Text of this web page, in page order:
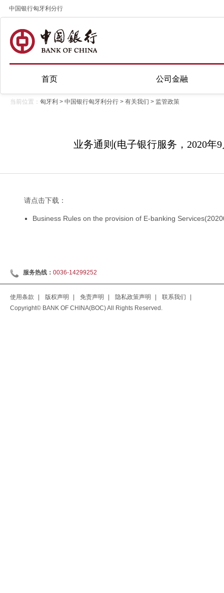
中国银行匈牙利分行
首页 公司金融
当前位置： 匈牙利 > 中国银行匈牙利分行 > 有关我们 > 监管政策
业务通则(电子银行服务，2020年
请点击下载：
Business Rules on the provision of E-banking
服务热线： 0036-14299252
使用条款 版权声明 免责声明 隐私政策声明 联系我们
Copyright© BANK OF CHINA(BOC) All Rights Reserved.